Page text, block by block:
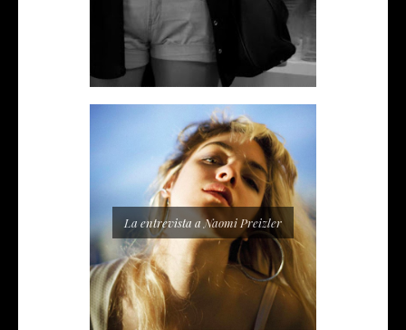
La entrevista a Naomi Preizler